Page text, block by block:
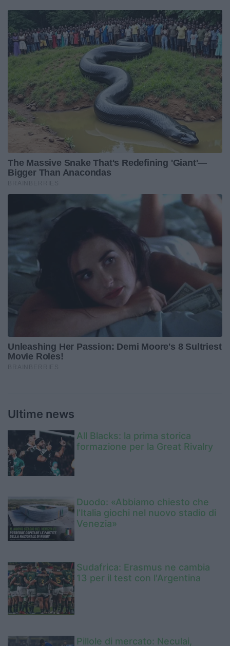
Ultime news
All Blacks: la prima storica
formazione per la Great Rivalry
Duodo: «Abbiamo chiesto che
l’Italia giochi nel nuovo stadio di
Venezia»
Sudafrica: Erasmus ne cambia
13 per il test con l'Argentina
Pillole di mercato: Neculai,